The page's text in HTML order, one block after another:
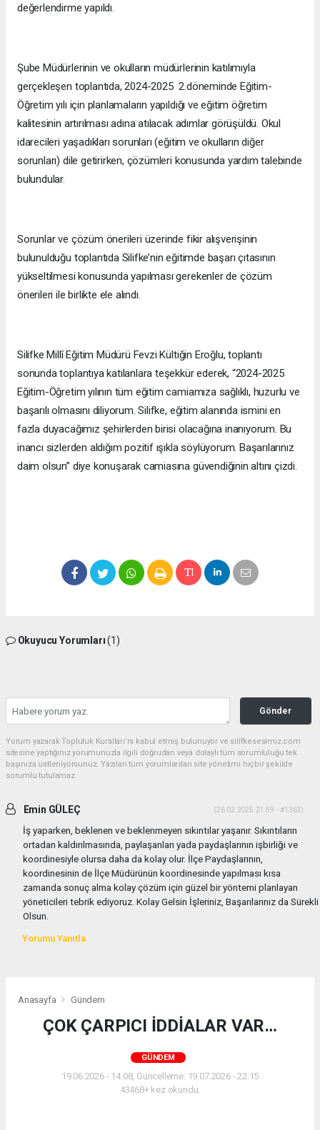
değerlendirme yapıldı.
Şube Müdürlerinin ve okulların müdürlerinin katılımıyla
gerçekleşen toplantıda, 2024-2025 2.döneminde Eğitim-
Öğretim yılı için planlamaların yapıldığı ve eğitim öğretim
kalitesinin artırılması adına atılacak adımlar görüşüldü. Okul
idarecileri yaşadıkları sorunları (eğitim ve okulların diğer
sorunları) dile getirirken, çözümleri konusunda yardım talebinde
bulundular.
Sorunlar ve çözüm önerileri üzerinde fikir alışverişinin
bulunulduğu toplantıda Silifke’nin eğitimde başarı çıtasının
yükseltilmesi konusunda yapılması gerekenler de çözüm
önerileri ile birlikte ele alındı.
Silifke Millî Eğitim Müdürü Fevzi Kültiğin Eroğlu, toplantı
sonunda toplantıya katılanlara teşekkür ederek, “2024-2025
Eğitim-Öğretim yılının tüm eğitim camiamıza sağlıklı, huzurlu ve
başarılı olmasını diliyorum. Silifke, eğitim alanında ismini en
fazla duyacağımız şehirlerden birisi olacağına inanıyorum. Bu
inancı sizlerden aldığım pozitif ışıkla söylüyorum. Başarılarınız
daim olsun” diye konuşarak camiasına güvendiğinin altını çizdi.
Okuyucu Yorumları(1)
Gönder
Yorum yazarak Topluluk Kuralları’nı kabul etmiş bulunuyor ve silifkesesimiz.com
sitesine yaptığınız yorumunuzla ilgili doğrudan veya dolaylı tüm sorumluluğu tek
başınıza üstleniyorsunuz. Yazılan tüm yorumlardan site yönetimi hiçbir şekilde
sorumlu tutulamaz.
Emin GÜLEÇ (26.02.2025 21:59 - #1363)
İş yaparken, beklenen ve beklenmeyen sıkıntılar yaşanır. Sıkıntıların
ortadan kaldırılmasında, paylaşanları yada paydaşlarının işbirliği ve
koordinesiyle olursa daha da kolay olur. İlçe Paydaşlarının,
koordinesinin de İlçe Müdürünün koordinesinde yapılması kısa
zamanda sonuç alma kolay çözüm için güzel bir yöntemi planlayan
yöneticileri tebrik ediyoruz. Kolay Gelsin İşleriniz, Başarılarınız da Sürekli
Olsun.
Yorumu Yanıtla
Anasayfa Gündem
ÇOK ÇARPICI İDDİALAR VAR…
GÜNDEM
19.06.2026 - 14:08, Güncelleme: 19.07.2026 - 22:15
43468+ kez okundu.